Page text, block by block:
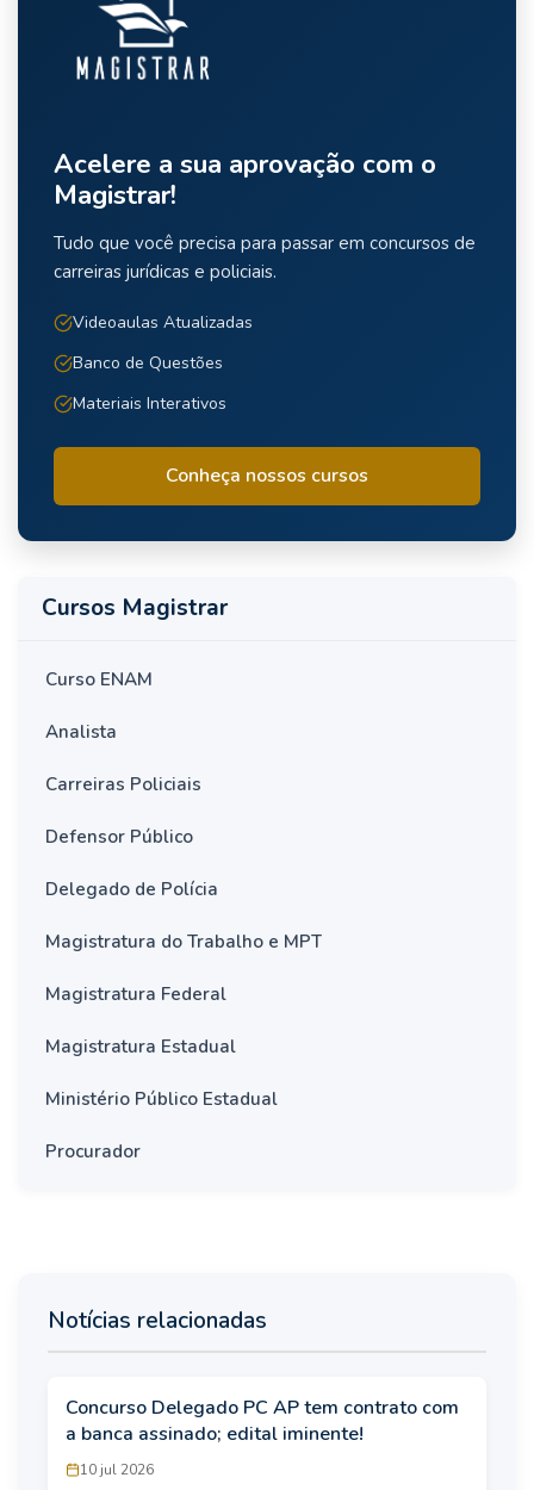
Acelere a sua aprovação com o
Magistrar!
Tudo que você precisa para passar em concursos de
carreiras jurídicas e policiais.
Videoaulas Atualizadas
Banco de Questões
Materiais Interativos
Conheça nossos cursos
Cursos Magistrar
Curso ENAM
Analista
Carreiras Policiais
Defensor Público
Delegado de Polícia
Magistratura do Trabalho e MPT
Magistratura Federal
Magistratura Estadual
Ministério Público Estadual
Procurador
Notícias relacionadas
Concurso Delegado PC AP tem contrato com
a banca assinado; edital iminente!
10 jul 2026